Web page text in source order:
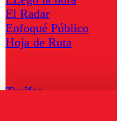
El Radar
Enfoqué Público
Hoja de Ruta
Tarifas